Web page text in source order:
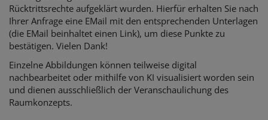
Rücktrittsrechte aufgeklärt wurden. Hierfür erhalten Sie nach
Ihrer Anfrage eine EMail mit den entsprechenden Unterlagen
(die EMail beinhaltet einen Link), um diese Punkte zu
bestätigen. Vielen Dank!
Einzelne Abbildungen können teilweise digital
nachbearbeitet oder mithilfe von KI visualisiert worden sein
und dienen ausschließlich der Veranschaulichung des
Raumkonzepts.